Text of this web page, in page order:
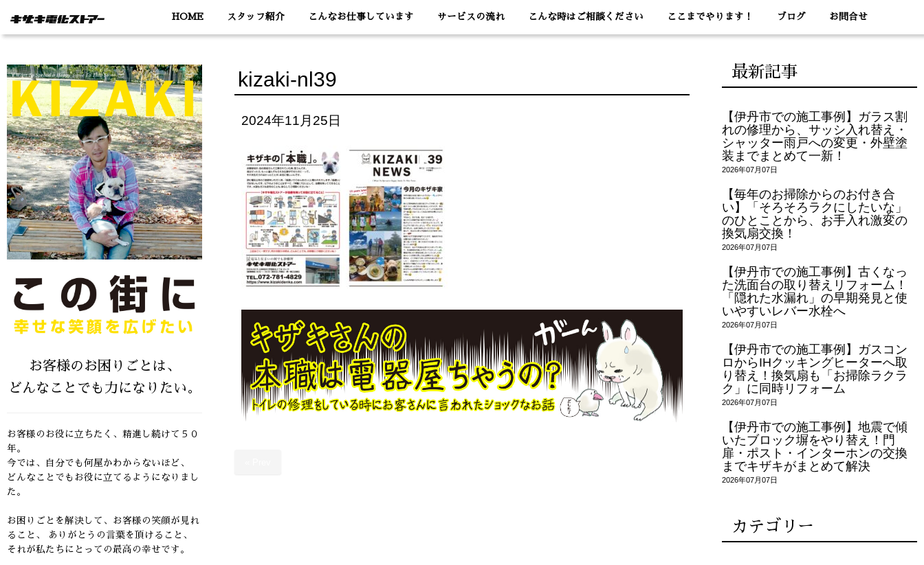
HOME スタッフ紹介 こんなお仕事しています サービスの流れ こんな時はご相談ください ここまでやります！ ブログ お問合せ
kizaki-nl39
2024年11月25日
お客様のお困りごとは、
どんなことでも力になりたい。
お客様のお役に立ちたく、精進し続けて５０
年。
今では、自分でも何屋かわからないほど、
どんなことでもお役に立てるようになりまし
た。
お困りごとを解決して、お客様の笑顔が見れ
ること、
ありがとうの言葉を頂けること、
それが私たちにとっての最高の幸せです。
最新記事
【伊丹市での施工事例】ガラス割
れの修理から、サッシ入れ替え・
シャッター雨戸への変更・外壁塗
装までまとめて一新！
2026年07月07日
【毎年のお掃除からのお付き合
い】「そろそろラクにしたいな」
のひとことから、お手入れ激変の
換気扇交換！
2026年07月07日
【伊丹市での施工事例】古くなっ
た洗面台の取り替えリフォーム！
「隠れた水漏れ」の早期発見と使
いやすいレバー水栓へ
2026年07月07日
【伊丹市での施工事例】ガスコン
ロからIHクッキングヒーターへ取
り替え！換気扇も「お掃除ラクラ
ク」に同時リフォーム
2026年07月07日
【伊丹市での施工事例】地震で傾
いたブロック塀をやり替え！門
扉・ポスト・インターホンの交換
までキザキがまとめて解決
2026年07月07日
カテゴリー